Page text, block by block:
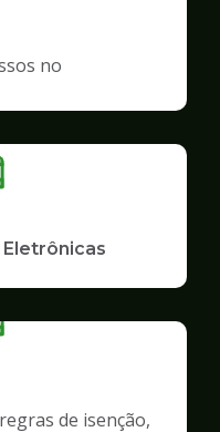
no
de isenção,